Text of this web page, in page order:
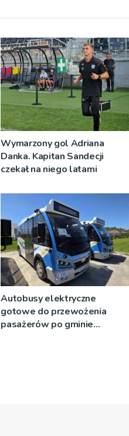
Wymarzony gol Adriana
Danka. Kapitan Sandecji
czekał na niego latami
Autobusy elektryczne
gotowe do przewożenia
pasażerów po gminie